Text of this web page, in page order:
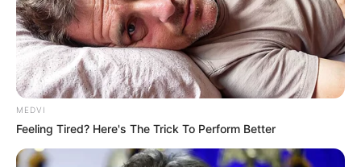
MEDVI
Feeling Tired? Here's The Trick To Perform Better